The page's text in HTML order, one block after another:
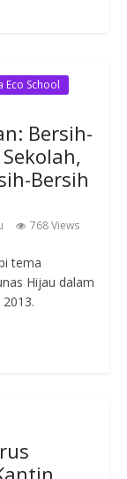
Eco School
Bersih-
Bersih
768 Views
tema
Hijau dalam